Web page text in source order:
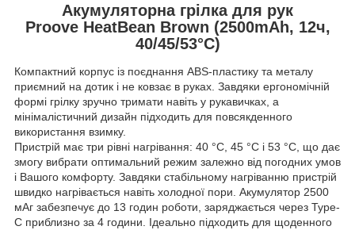
Акумуляторна грілка для рук
Proove HeatBean Brown (2500mAh, 12ч,
40/45/53°C)
Компактний корпус із поєднання ABS-пластику та металу
приємний на дотик і не ковзає в руках. Завдяки ергономічній
формі грілку зручно тримати навіть у рукавичках, а
мінімалістичний дизайн підходить для повсякденного
використання взимку.
Пристрій має три рівні нагрівання: 40 °C, 45 °C і 53 °C, що дає
змогу вибрати оптимальний режим залежно від погодних умов
і Вашого комфорту. Завдяки стабільному нагріванню пристрій
швидко нагрівається навіть холодної пори. Акумулятор 2500
мАг забезпечує до 13 годин роботи, заряджається через Type-
C приблизно за 4 години. Ідеально підходить для щоденного